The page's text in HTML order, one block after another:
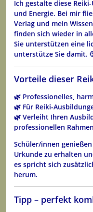
Ich gestalte diese
und Energie. Bei mir
Verlag und mein
finden sich wieder in
Sie unterstützen eine
unterstütze Sie damit.
Vorteile dieser
🌿 Professionelles,
🌿 Für Reiki-
🌿 Verleiht Ihren
professionellen Rahmen
Schüler/innen
Urkunde zu erhalten
es spricht sich
herum.
Tipp – perfekt